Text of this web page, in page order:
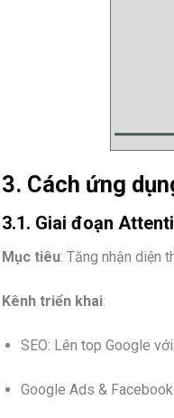
3. Cách ứng
3.1. Giai đoạn
Mục tiêu: Tăng nhận diện
Kênh triển khai:
SEO: Lên top Google
Google Ads &